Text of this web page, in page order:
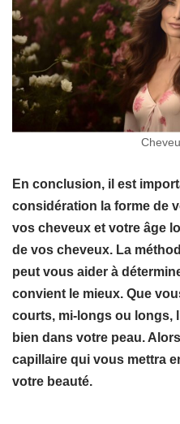
En conclusion, il est
considération la forme de
vos cheveux et votre âge
de vos cheveux. La
peut vous aider à
convient le mieux. Que
courts, mi-longs ou longs,
bien dans votre peau.
capillaire qui vous mettra
votre beauté.